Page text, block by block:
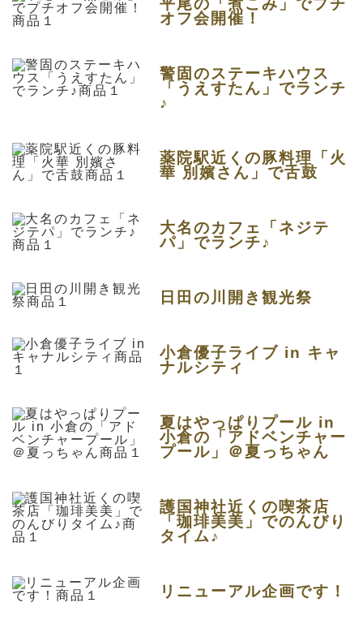
平尾の「煮こみ」でプチ
オフ会開催！
警固のステーキハウス
「うえすたん」でランチ
♪
薬院駅近くの豚料理「火
華 別嬪さん」で舌鼓
大名のカフェ「ネジテ
パ」でランチ♪
日田の川開き観光祭
小倉優子ライブ in キャ
ナルシティ
夏はやっぱりプール in
小倉の「アドベンチャー
プール」＠夏っちゃん
護国神社近くの喫茶店
「珈琲美美」でのんびり
タイム♪
リニューアル企画です！